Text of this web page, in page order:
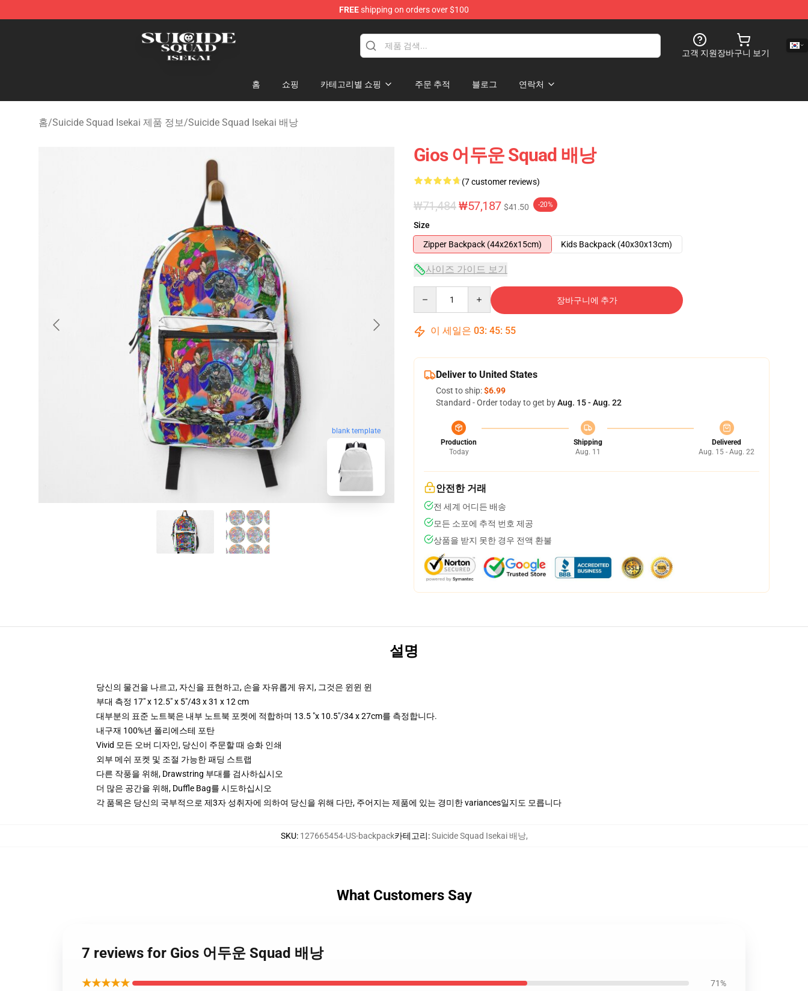
FREEshipping on orders over $100
고객 지원장바구니 보기
홈 쇼핑 카테고리별 쇼핑 주문 추적 블로그 연락처
홈/Suicide Squad Isekai 제품 정보/Suicide Squad Isekai 배낭
blank template
Gios 어두운 Squad 배낭
(7 customer reviews)
₩71,484₩57,187 $41.50 -20%
Size
Zipper Backpack (44x26x15cm)
Kids Backpack (40x30x13cm)
사이즈 가이드 보기
장바구니에 추가
이 세일은 03: 45: 54
Deliver to United States
Cost to ship:$6.99
Standard - Order today to get byAug. 15 - Aug. 22
Production
Today
Shipping
Aug. 11
Delivered
Aug. 15 - Aug. 22
안전한 거래
전 세계 어디든 배송
모든 소포에 추적 번호 제공
상품을 받지 못한 경우 전액 환불
설명
당신의 물건을 나르고, 자신을 표현하고, 손을 자유롭게 유지, 그것은 윈윈 윈
부대 측정 17" x 12.5" x 5"/43 x 31 x 12 cm
대부분의 표준 노트북은 내부 노트북 포켓에 적합하며 13.5 "x 10.5"/34 x 27cm를 측정합니다.
내구재 100%년 폴리에스테 포탄
Vivid 모든 오버 디자인, 당신이 주문할 때 승화 인쇄
외부 메쉬 포켓 및 조절 가능한 패딩 스트랩
다른 작풍을 위해, Drawstring 부대를 검사하십시오
더 많은 공간을 위해, Duffle Bag를 시도하십시오
각 품목은 당신의 국부적으로 제3자 성취자에 의하여 당신을 위해 다만, 주어지는 제품에 있는 경미한 variances일지도 모릅니다
SKU: 127665454-US-backpack카테고리:Suicide Squad Isekai 배낭,
What Customers Say
7 reviews for Gios 어두운 Squad 배낭
★★★★★ 71%